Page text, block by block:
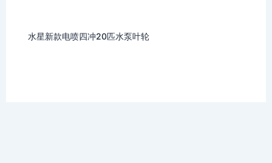
水星新款电喷四冲20匹水泵叶轮